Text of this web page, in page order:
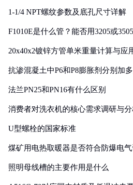
1-1/4 NPT螺纹参数及底孔尺寸详解
F1010E是什么管？能否用3205或
20x40x2镀锌方管单米重量计算与应
抗渗混凝土中P6和P8膨胀剂分别加
法兰PN25和PN16有什么区别
消费者对洗衣机的核心需求调研与
U型螺栓的国家标准
煤矿用电热取暖器是否符合防爆电
照明母线槽的主要作用是什么